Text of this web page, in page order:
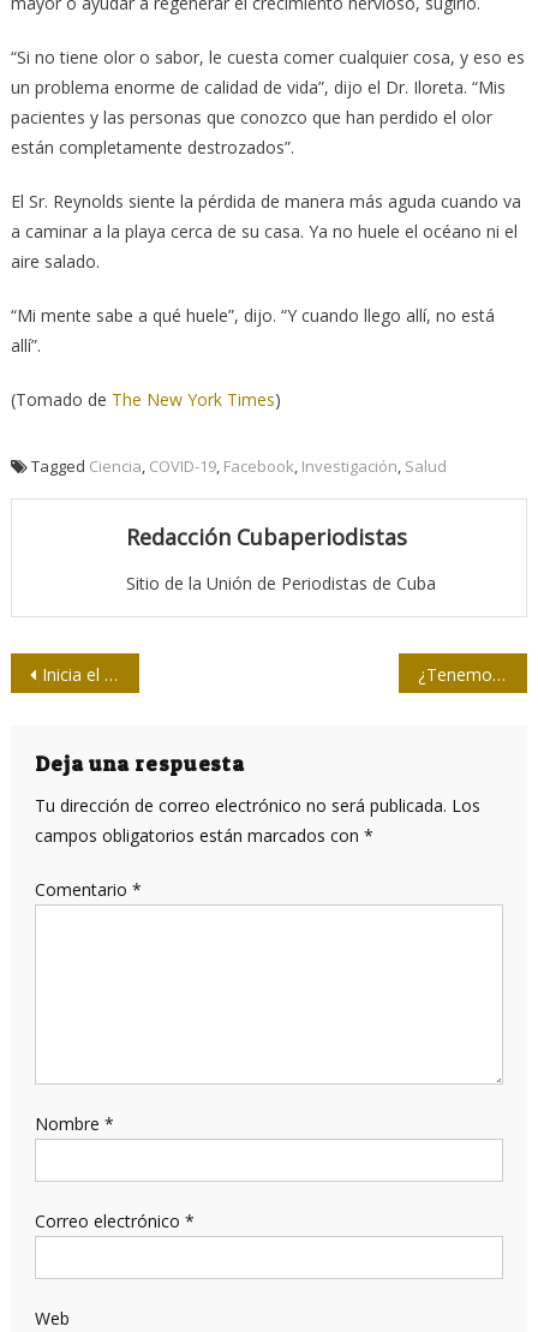
“Si no tiene olor o sabor, le cuesta comer cualquier cosa, y eso es
un problema enorme de calidad de vida”, dijo el Dr. Iloreta. “Mis
pacientes y las personas que conozco que han perdido el olor
están completamente destrozados”.
El Sr. Reynolds siente la pérdida de manera más aguda cuando va
a caminar a la playa cerca de su casa. Ya no huele el océano ni el
aire salado.
“Mi mente sabe a qué huele”, dijo. “Y cuando llego allí, no está
allí”.
(Tomado de The New York Times)
Tagged Ciencia COVID-19, Facebook Investigación Salud
Redacción Cubaperiodistas
Sitio de la Unión de Periodistas de Cuba
Navegación
entradas
Inicia el año con avances en los procesos de vacunación contra la COVID ¿Tenemos que envejecer?
Deja una respuesta
Tu dirección de correo electrónico no será publicada. Los
campos obligatorios están marcados con *
Comentario *
Nombre *
Correo electrónico *
Web